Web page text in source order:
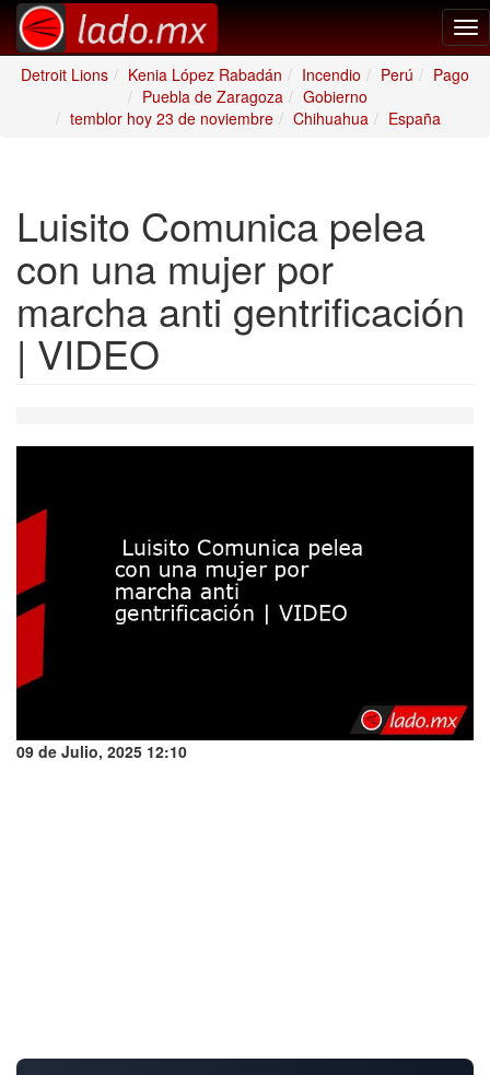
Detroit Lions
Kenia López Rabadán Incendio Perú
Pago
Puebla de Zaragoza
Gobierno
temblor hoy 23 de noviembre
Chihuahua España
Luisito Comunica pelea
con una mujer por
marcha anti gentrificación
| VIDEO
09 de Julio, 2025 12:10